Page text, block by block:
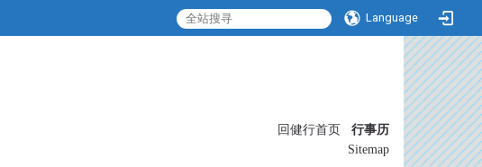
Language
回健行首页
行事历
Sitemap